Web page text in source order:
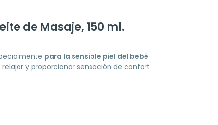
de Masaje, 150 ml.
para la sensible piel del bebé
relajar y proporcionar sensación de confort